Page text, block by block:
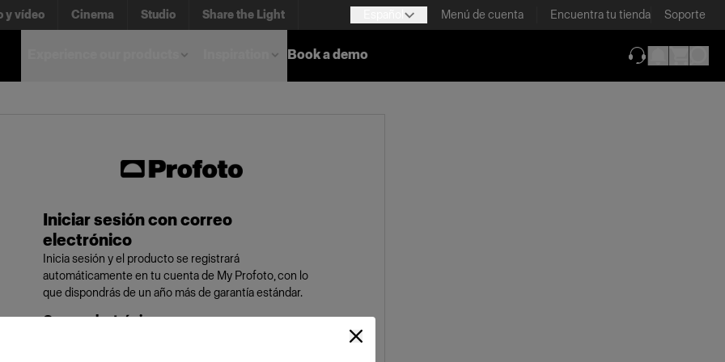
y vídeo Cinema Studio Share the Light Menú de cuenta Encuentra tu tienda Soporte
Book a demo
Iniciar sesión con correo
electrónico
Inicia sesión y el producto se registrará
automáticamente en tu cuenta de My Profoto, con lo
que dispondrás de un año más de garantía estándar.
Correo electrónico